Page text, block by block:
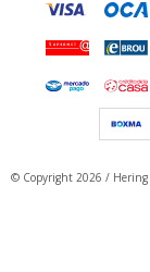
© Copyright 2026 / Hering